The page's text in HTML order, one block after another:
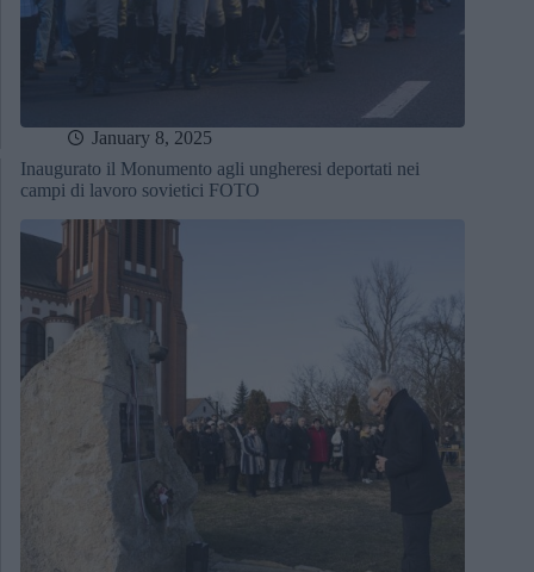
January 8, 2025
Inaugurato il Monumento agli ungheresi deportati nei
campi di lavoro sovietici FOTO